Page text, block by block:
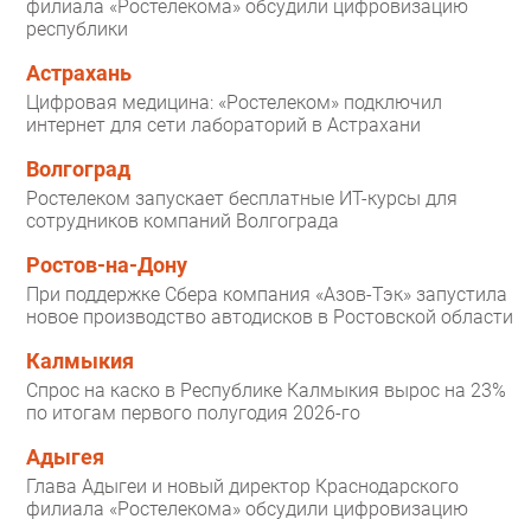
филиала «Ростелекома» обсудили цифровизацию
республики
Астрахань
Цифровая медицина: «Ростелеком» подключил
интернет для сети лабораторий в Астрахани
Волгоград
Ростелеком запускает бесплатные ИТ-курсы для
сотрудников компаний Волгограда
Ростов-на-Дону
При поддержке Сбера компания «Азов-Тэк» запустила
новое производство автодисков в Ростовской области
Калмыкия
Спрос на каско в Республике Калмыкия вырос на 23%
по итогам первого полугодия 2026-го
Адыгея
Глава Адыгеи и новый директор Краснодарского
филиала «Ростелекома» обсудили цифровизацию